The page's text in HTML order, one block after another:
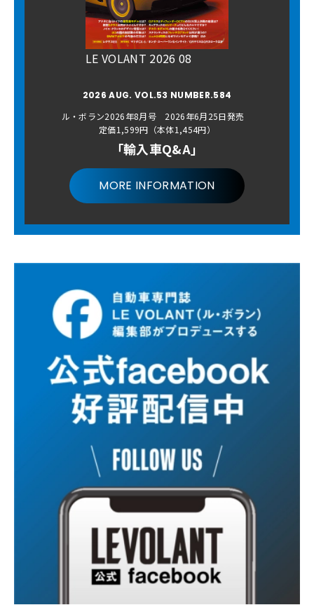
LE VOLANT 2026 08
2026 AUG. VOL.53 NUMBER.584
ル・ボラン2026年8月号 2026年6月25日発売
定価1,599円（本体1,454円）
「輸入車Q&A」
MORE INFORMATION